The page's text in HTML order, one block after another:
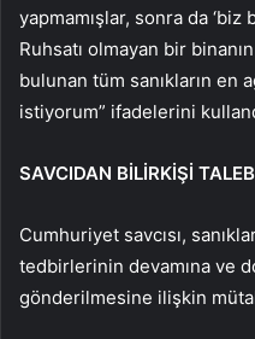
yapmamışlar, sonra da
Ruhsatı olmayan bir
bulunan tüm sanıkların en
istiyorum” ifadelerini
SAVCIDAN BİLİRKİŞİ
Cumhuriyet savcısı,
tedbirlerinin devamına ve
gönderilmesine ilişkin